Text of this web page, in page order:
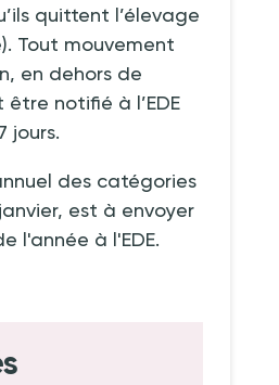
quittent l’élevage
Tout mouvement
en dehors de
notifié à l’EDE
jours.
des catégories
est à envoyer
l'année à l'EDE.